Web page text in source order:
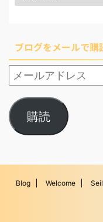
ブログをメールで購
購読
Blog Welcome